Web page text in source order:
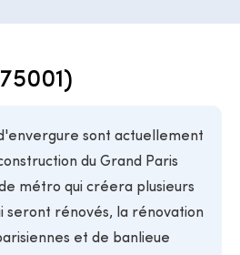
sont actuellement
du Grand Paris
métro qui créera plusieurs
seront rénovés, la rénovation
et de banlieue